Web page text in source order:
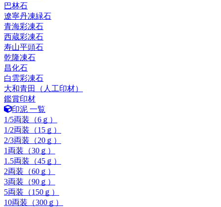
巴林石
遼寧丹凍緑石
青海彩凍石
西蔵彩凍石
寿山平頭石
乾隆凍石
昌化石
白雲彩凍石
大和青田（人工印材）
鑑賞印材
印泥 一覧
1/5両装（6ｇ）
1/2両装（15ｇ）
2/3両装（20ｇ）
1両装（30ｇ）
1.5両装（45ｇ）
2両装（60ｇ）
3両装（90ｇ）
5両装（150ｇ）
10両装（300ｇ）